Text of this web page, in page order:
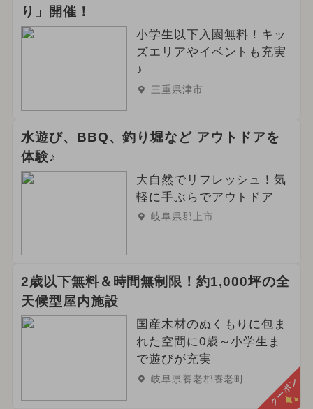
り」開催！
小学生以下入園無料！キッ
ズエリアやイベントも充実
♪
三重県津市
水遊び、BBQ、釣り堀など アウトドアを
体験♪
大自然でリフレッシュ！気
軽に手ぶらでアウトドア
岐阜県郡上市
2歳以下無料＆時間無制限！約1,000坪の全
天候型屋内施設
国産木材のぬくもりに包ま
れた空間に0歳～小学生ま
で遊びが充実
岐阜県養老郡養老町 クーポン